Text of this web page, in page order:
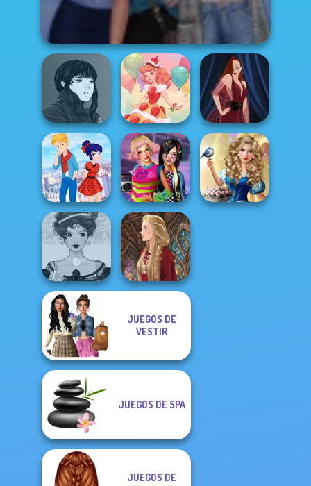
Manga Creator
Vampire Hunter
P...
Dessert Girl Pin-up Jessica
Ladybird Secret
Identity Revea...
BFFs Weirdcore
Aesthetic
Belle Époque
Costume Creator
JUEGOS DE
VESTIR
JUEGOS DE SPA
JUEGOS DE